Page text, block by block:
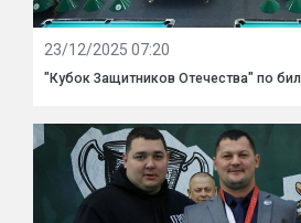
23/12/2025 07:20
"Кубок Защитников Отечества" по